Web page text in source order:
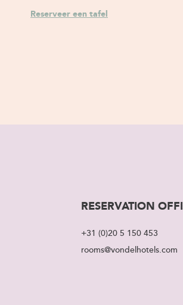
Reserveer een tafel
RESERVATION
+31 (0)20 5 150 453
rooms@vondelhotels.com